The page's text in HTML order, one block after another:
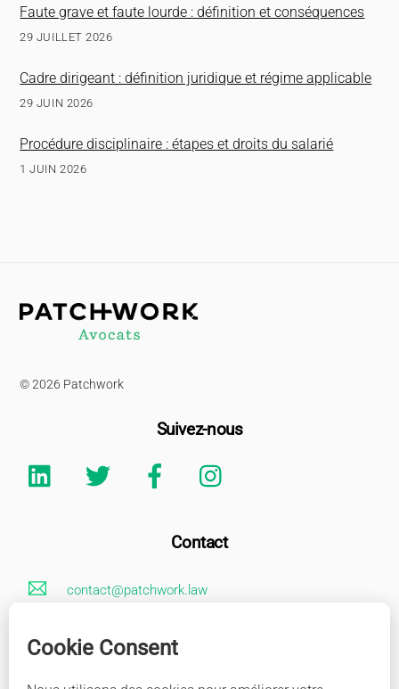
Faute grave et faute lourde : définition et conséquences
29 JUILLET 2026
Cadre dirigeant : définition juridique et régime applicable
29 JUIN 2026
Procédure disciplinaire : étapes et droits du salarié
1 JUIN 2026
© 2026 Patchwork
Suivez-nous
Linkedin Twitter Facebook
Contact
contact@patchwork.law
Adresse